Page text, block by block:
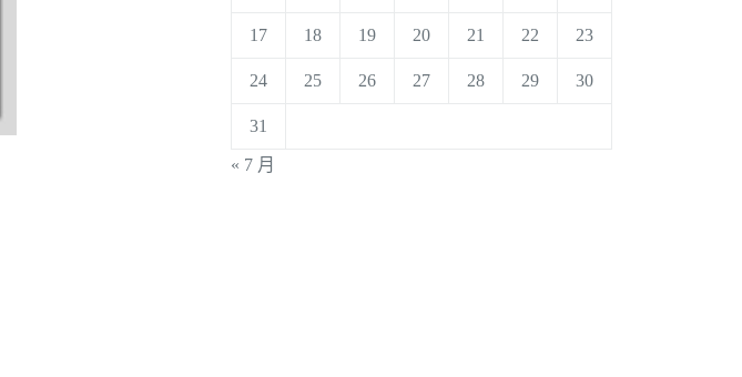
17 18 19 20 21 22 23
24 25 26 27 28 29 30
31
« 7 月